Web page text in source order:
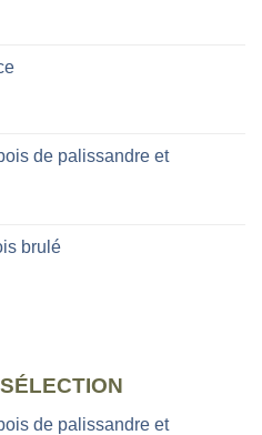
de palissandre et
brulé
de palissandre et